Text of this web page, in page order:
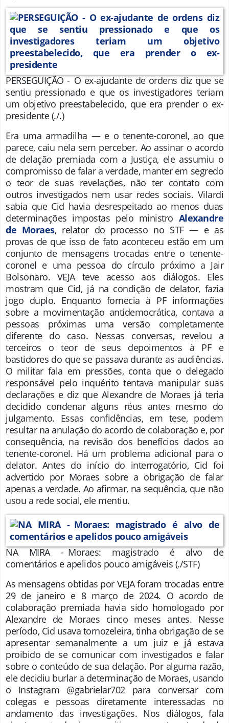
PERSEGUIÇÃO - O ex-ajudante de ordens diz que se
sentiu pressionado e que os investigadores teriam
um objetivo preestabelecido, que era prender o ex-
presidente(./.)
Era uma armadilha — e o tenente-coronel, ao que
parece, caiu nela sem perceber. Ao assinar o acordo
de delação premiada com a Justiça, ele assumiu o
compromisso de falar a verdade, manter em segredo
o teor de suas revelações, não ter contato com
outros investigados nem usar redes sociais. Vilardi
sabia que Cid havia desrespeitado ao menos duas
determinações impostas pelo ministro Alexandre
de Moraes, relator do processo no STF — e as
provas de que isso de fato aconteceu estão em um
conjunto de mensagens trocadas entre o tenente-
coronel e uma pessoa do círculo próximo a Jair
Bolsonaro. VEJA teve acesso aos diálogos. Eles
mostram que Cid, já na condição de delator, fazia
jogo duplo. Enquanto fornecia à PF informações
sobre a movimentação antidemocrática, contava a
pessoas próximas uma versão completamente
diferente do caso. Nessas conversas, revelou a
terceiros o teor de seus depoimentos à PF e
bastidores do que se passava durante as audiências.
O militar fala em pressões, conta que o delegado
responsável pelo inquérito tentava manipular suas
declarações e diz que Alexandre de Moraes já teria
decidido condenar alguns réus antes mesmo do
julgamento. Essas confidências, em tese, podem
resultar na anulação do acordo de colaboração e, por
consequência, na revisão dos benefícios dados ao
tenente-coronel. Há um problema adicional para o
delator. Antes do início do interrogatório, Cid foi
advertido por Moraes sobre a obrigação de falar
apenas a verdade. Ao afirmar, na sequência, que não
usou a rede social, ele mentiu.
NA MIRA - Moraes: magistrado é alvo de
comentários e apelidos pouco amigáveis (./STF)
As mensagens obtidas por VEJA foram trocadas entre
29 de janeiro e 8 março de 2024. O acordo de
colaboração premiada havia sido homologado por
Alexandre de Moraes cinco meses antes. Nesse
período, Cid usava tornozeleira, tinha obrigação de se
apresentar semanalmente a um juiz e já estava
proibido de se comunicar com investigados e falar
sobre o conteúdo de sua delação. Por alguma razão,
ele decidiu burlar a determinação de Moraes, usando
o Instagram @gabrielar702 para conversar com
colegas e pessoas diretamente interessadas no
andamento das investigações. Nos diálogos, fala